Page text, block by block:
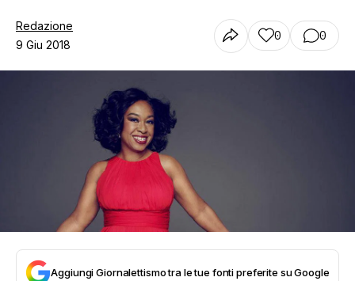
Chi siamo
Redazione
9 Giu 2018
0 0
Aggiungi Giornalettismo tra le tue fonti preferite su Google